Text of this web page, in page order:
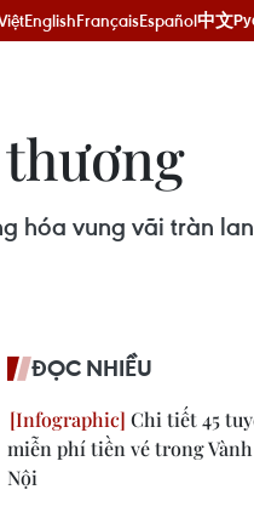
EnglishFrançaisEspañol中文
hóa vung vãi tràn
ĐỌC NHIỀU
Chi tiết 45
miễn phí tiền vé trong Vành
Nội